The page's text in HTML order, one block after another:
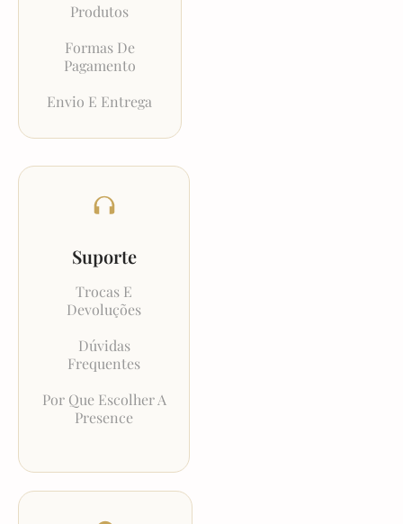
Produtos
Formas De
Pagamento
Envio E Entrega
Suporte
Trocas E
Devoluções
Dúvidas
Frequentes
Por Que Escolher A
Presence